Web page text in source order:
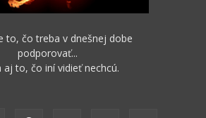
to, čo treba v dnešnej dobe
podporovať...
aj to, čo iní vidieť nechcú.